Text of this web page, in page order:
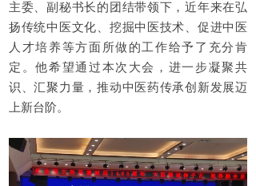
主委、副秘书长的团结带领下，近年来在弘
扬传统中医文化、挖掘中医技术、促进中医
人才培养等方面所做的工作给予了充分肯
定。他希望通过本次大会，进一步凝聚共
识、汇聚力量，推动中医药传承创新发展迈
上新台阶。